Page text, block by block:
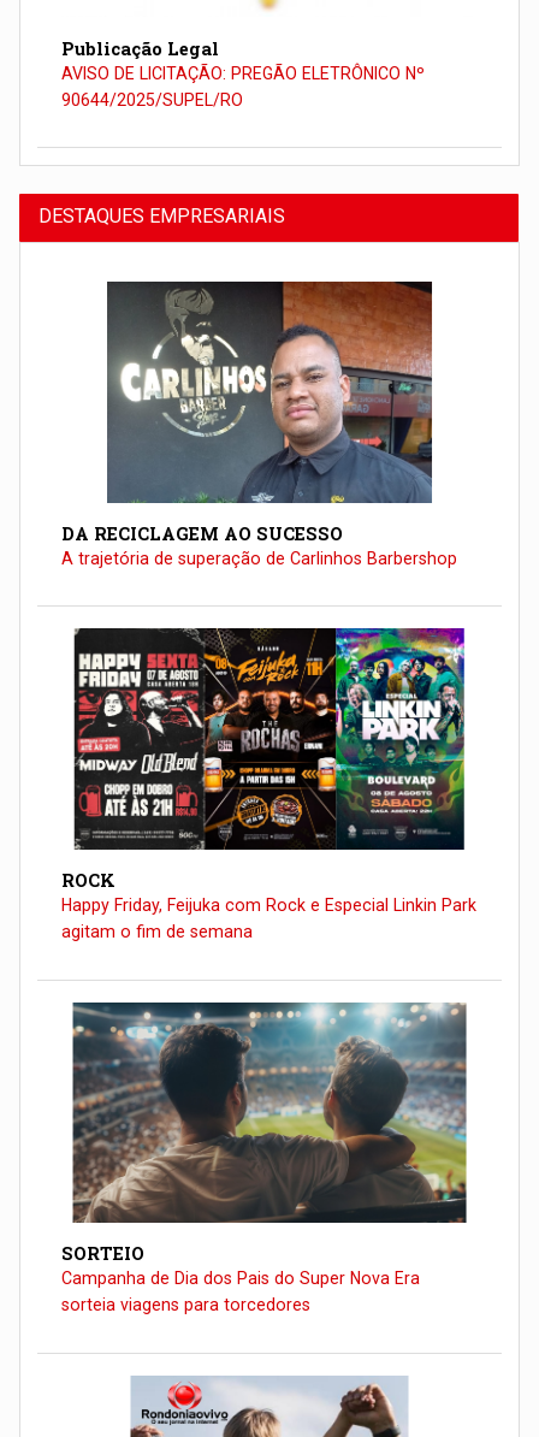
Publicação Legal
AVISO DE LICITAÇÃO: PREGÃO ELETRÔNICO Nº
90644/2025/SUPEL/RO
DESTAQUES EMPRESARIAIS
DA RECICLAGEM AO SUCESSO
A trajetória de superação de Carlinhos Barbershop
ROCK
Happy Friday, Feijuka com Rock e Especial Linkin Park
agitam o fim de semana
SORTEIO
Campanha de Dia dos Pais do Super Nova Era
sorteia viagens para torcedores